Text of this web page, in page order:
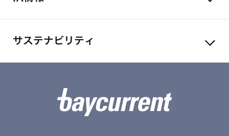
サステナビリティ